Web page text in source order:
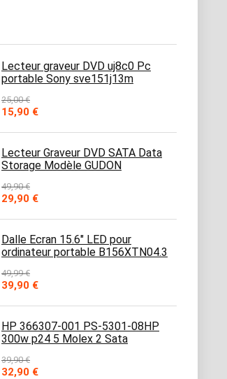
Lecteur graveur DVD uj8c0 Pc
portable Sony sve151j13m
25,00€
Le
initial
était :
25,00 €.
15,90 €Le
actuel
est :
15,90 €.
Lecteur Graveur DVD SATA Data
Storage Modèle GUDON
49,90€
Le
initial
était :
49,90 €.
29,90 €Le
actuel
est :
29,90 €.
Dalle Ecran 15.6" LED pour
ordinateur portable B156XTN04.3
49,99€
Le
initial
était :
49,99 €.
39,90 €Le
actuel
est :
39,90 €.
HP 366307-001 PS-5301-08HP
300w p24 5 Molex 2 Sata
39,90€
Le
32,90 €Le